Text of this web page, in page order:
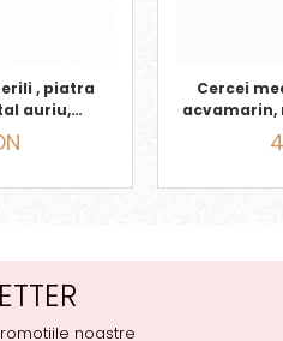
, piatra
auriu,
Cercei
acvamarin,
noastre